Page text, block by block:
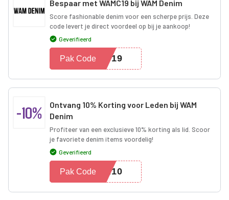
Bespaar met WAMC19 bij WAM Denim
Score fashionable denim voor een scherpe prijs. Deze
code levert je direct voordeel op bij je aankoop!
Geverifieerd
MC19
Pak Code
-10%
Ontvang 10% Korting voor Leden bij WAM
Denim
Profiteer van een exclusieve 10% korting als lid. Scoor
je favoriete denim items voordelig!
Geverifieerd
ER10
Pak Code